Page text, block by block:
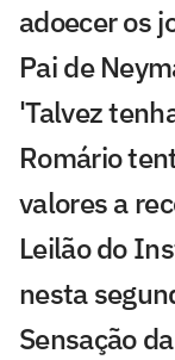
adoecer os
Pai de
'Talvez
Romário
valores a
Leilão do
nesta
Sensação